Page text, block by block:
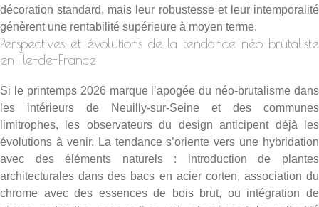
décoration standard, mais leur robustesse et leur intemporalité
génèrent une rentabilité supérieure à moyen terme.
Perspectives et évolutions de la tendance néo-brutaliste
en Île-de-France
Si le printemps 2026 marque l’apogée du néo-brutalisme dans
les intérieurs de Neuilly-sur-Seine et des communes
limitrophes, les observateurs du design anticipent déjà les
évolutions à venir. La tendance s’oriente vers une hybridation
avec des éléments naturels : introduction de plantes
architecturales dans des bacs en acier corten, association du
chrome avec des essences de bois brut, ou intégration de